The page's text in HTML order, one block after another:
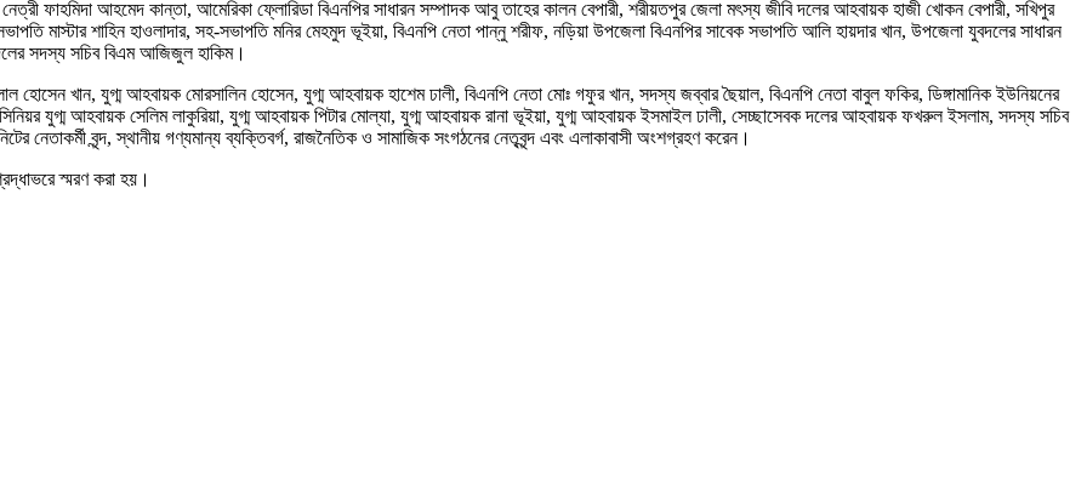
নেত্রী ফাহমিদা আহমেদ কান্তা, আমেরিকা ফ্লোরিডা বিএনপির সাধারন সম্পাদক আবু তাহের কালন বেপারী, শরীয়তপুর জেলা মৎস্য জীবি দলের আহবায়ক হাজী খোকন বেপারী, সখিপুর
মাস্টার শাহিন হাওলাদার, সহ-সভাপতি মনির মেহমুদ ভূইয়া, বিএনপি নেতা পান্নু শরীফ, নড়িয়া উপজেলা বিএনপির সাবেক সভাপতি আলি হায়দার খান, উপজেলা যুবদলের সাধারন
সদস্য সচিব বিএম আজিজুল হাকিম।
হোসেন খান, যুগ্ম আহবায়ক মোরসালিন হোসেন, যুগ্ম আহবায়ক হাশেম ঢালী, বিএনপি নেতা মোঃ গফুর খান, সদস্য জব্বার ছৈয়াল, বিএনপি নেতা বাবুল ফকির, ডিঙ্গামানিক ইউনিয়নের
যুগ্ম আহবায়ক সেলিম লাকুরিয়া, যুগ্ম আহবায়ক পিটার মোল্যা, যুগ্ম আহবায়ক রানা ভূইয়া, যুগ্ম আহবায়ক ইসমাইল ঢালী, সেচ্ছাসেবক দলের আহবায়ক ফখরুল ইসলাম, সদস্য সচিব
নেতাকর্মী বৃন্দ, স্থানীয় গণ্যমান্য ব্যক্তিবর্গ, রাজনৈতিক ও সামাজিক সংগঠনের নেতৃবৃন্দ এবং এলাকাবাসী অংশগ্রহণ করেন।
স্মরণ করা হয়।